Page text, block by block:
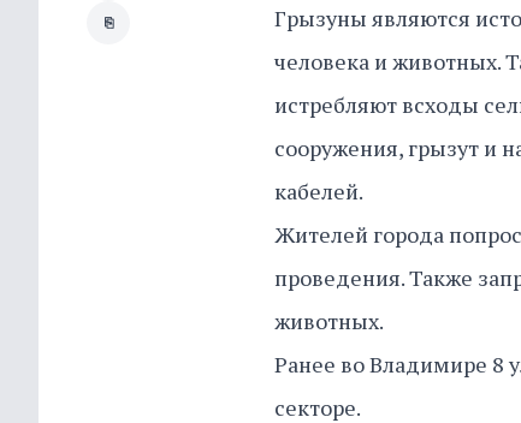
Грызуны являются
человека и животных.
истребляют всходы
сооружения, грызут и
кабелей.
Жителей города
проведения. Также
животных.
Ранее во Владимире 8
секторе.
⎘